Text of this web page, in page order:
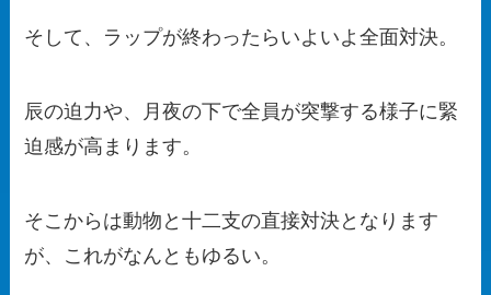
そして、ラップが終わったらいよいよ全面対決。
辰の迫力や、月夜の下で全員が突撃する様子に緊
迫感が高まります。
そこからは動物と十二支の直接対決となります
が、これがなんともゆるい。